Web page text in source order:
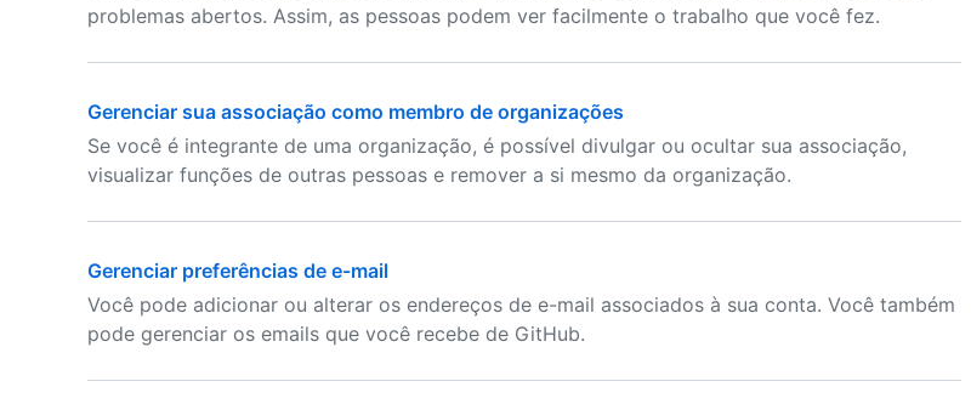
problemas abertos. Assim, as pessoas podem ver facilmente o trabalho que você fez.
Gerenciar sua associação como membro de organizações
Se você é integrante de uma organização, é possível divulgar ou ocultar sua associação,
visualizar funções de outras pessoas e remover a si mesmo da organização.
Gerenciar preferências de e-mail
Você pode adicionar ou alterar os endereços de e-mail associados à sua conta. Você também
pode gerenciar os emails que você recebe de GitHub.